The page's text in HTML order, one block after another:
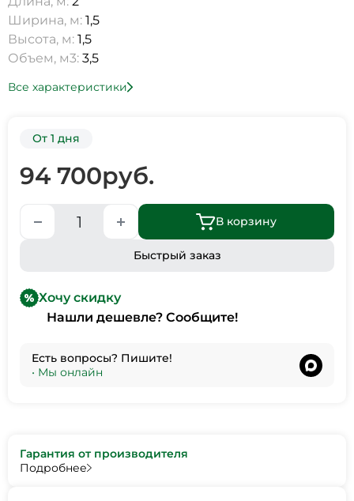
Ширина, м: 1,5
Высота, м: 1,5
Объем, м3: 3,5
Все характеристики
От 1 дня
94 700руб.
В корзину
Быстрый заказ
Хочу скидку
Нашли дешевле? Сообщите!
Есть вопросы? Пишите!
• Мы онлайн
Гарантия от производителя
Подробнее